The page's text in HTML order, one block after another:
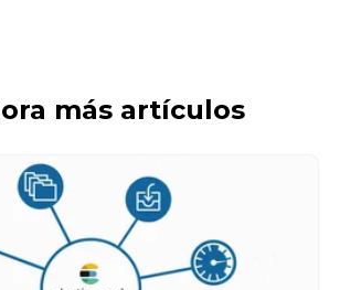
más artículos